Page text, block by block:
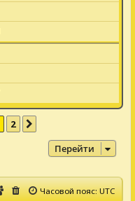
2
Перейти
Часовой пояс:UTC